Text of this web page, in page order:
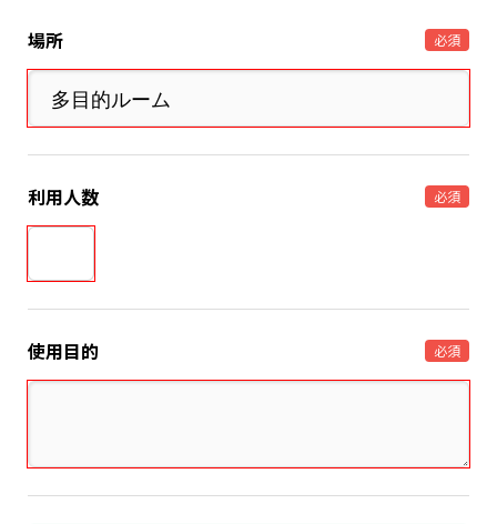
場所 必須
利用人数 必須
使用目的 必須